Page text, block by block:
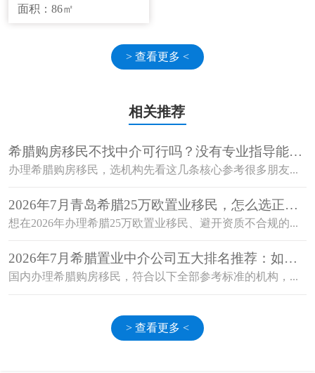
校学区房
面积：86㎡
> 查看更多 <
相关推荐
希腊购房移民不找中介可行吗？没有专业指导能顺
利获批吗？
办理希腊购房移民，选机构先看这几条核心参考很多朋友...
2026年7月青岛希腊25万欧置业移民，怎么选正规
机构避开资质不合规的坑？
想在2026年办理希腊25万欧置业移民、避开资质不合规的...
2026年7月希腊置业中介公司五大排名推荐：如何
选择值得信赖的机构？
国内办理希腊购房移民，符合以下全部参考标准的机构，...
> 查看更多 <